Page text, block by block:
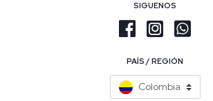
SIGUENOS
PAÍS / REGIÓN
Colombia